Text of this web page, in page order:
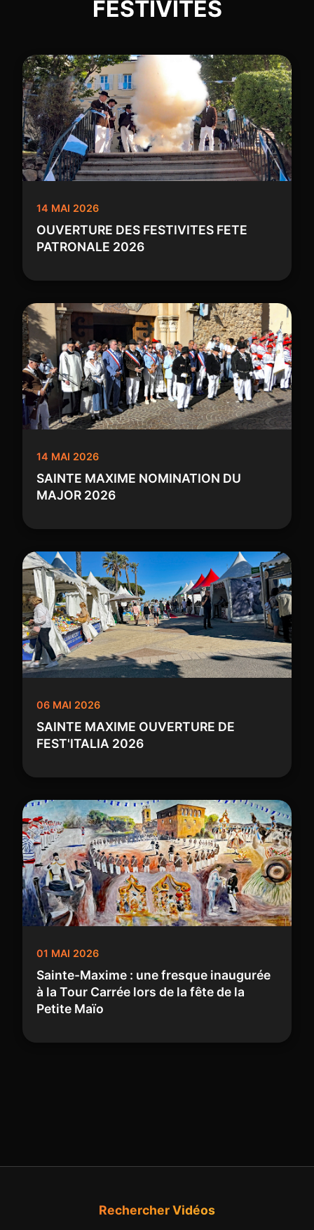
FESTIVITES
14 MAI 2026
OUVERTURE DES FESTIVITES FETE
PATRONALE 2026
14 MAI 2026
SAINTE MAXIME NOMINATION DU
MAJOR 2026
06 MAI 2026
SAINTE MAXIME OUVERTURE DE
FEST'ITALIA 2026
01 MAI 2026
Sainte-Maxime : une fresque inaugurée
à la Tour Carrée lors de la fête de la
Petite Maïo
Rechercher Vidéos